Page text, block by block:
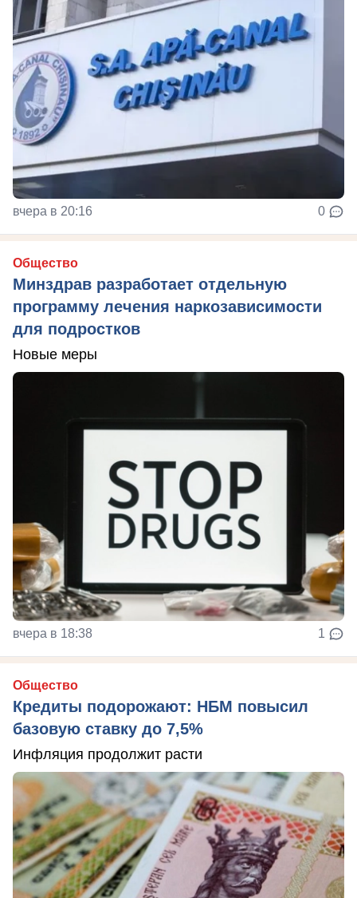
вчера в 20:16 0
Общество
Минздрав разработает отдельную
программу лечения наркозависимости
для подростков
Новые меры
вчера в 18:38 1
Общество
Кредиты подорожают: НБМ повысил
базовую ставку до 7,5%
Инфляция продолжит расти